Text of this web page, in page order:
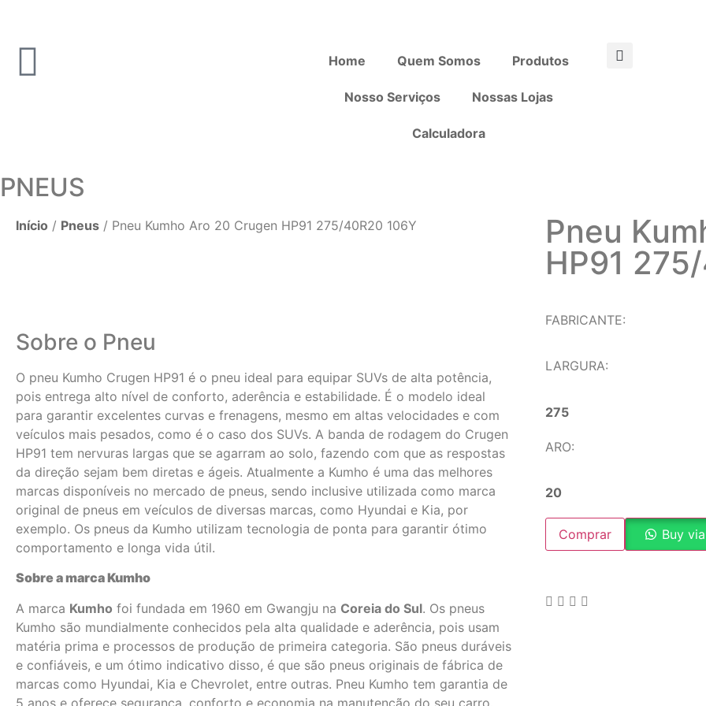
Home Quem Somos Produtos
Nosso Serviços Nossas Lojas
Calculadora
PNEUS
Início / Pneus / Pneu Kumho Aro 20 Crugen HP91 275/40R20 106Y
Sobre o Pneu
O pneu Kumho Crugen HP91 é o pneu ideal para equipar SUVs de alta potência,
pois entrega alto nível de conforto, aderência e estabilidade. É o modelo ideal
para garantir excelentes curvas e frenagens, mesmo em altas velocidades e com
veículos mais pesados, como é o caso dos SUVs. A banda de rodagem do Crugen
HP91 tem nervuras largas que se agarram ao solo, fazendo com que as respostas
da direção sejam bem diretas e ágeis. Atualmente a Kumho é uma das melhores
marcas disponíveis no mercado de pneus, sendo inclusive utilizada como marca
original de pneus em veículos de diversas marcas, como Hyundai e Kia, por
exemplo. Os pneus da Kumho utilizam tecnologia de ponta para garantir ótimo
comportamento e longa vida útil.
Sobre a marca Kumho
A marca Kumho foi fundada em 1960 em Gwangju na Coreia do Sul. Os pneus
Kumho são mundialmente conhecidos pela alta qualidade e aderência, pois usam
matéria prima e processos de produção de primeira categoria. São pneus duráveis
e confiáveis, e um ótimo indicativo disso, é que são pneus originais de fábrica de
marcas como Hyundai, Kia e Chevrolet, entre outras. Pneu Kumho tem garantia de
5 anos e oferece segurança, conforto e economia na manutenção do seu carro.
Pneu
HP91
FABRICANTE:
LARGURA:
275
ARO:
20
Comprar Buy